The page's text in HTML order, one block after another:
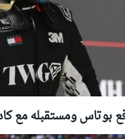
بوتاس ومستقبله مع